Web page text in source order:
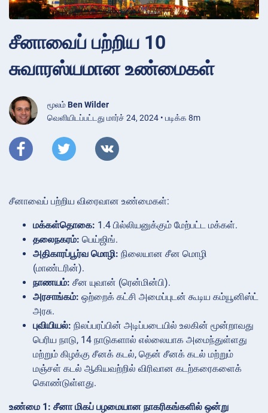
சீனாவைப் பற்றிய 10
சுவாரஸ்யமான உண்மைகள்
மூலம் Ben Wilder
வெளியிடப்பட்டது மார்ச் 24, 2024 • படிக்க 8m
சீனாவைப் பற்றிய விரைவான உண்மைகள்:
மக்கள்தொகை: 1.4 பில்லியனுக்கும் மேற்பட்ட மக்கள்.
தலைநகரம்: பெய்ஜிங்.
அதிகாரப்பூர்வ மொழி: நிலையான சீன மொழி
(மாண்டரின்).
நாணயம்: சீன யுவான் (ரென்மின்பி).
அரசாங்கம்: ஒற்றைக் கட்சி அமைப்புடன் கூடிய கம்யூனிஸ்ட்
அரசு.
புவியியல்: நிலப்பரப்பின் அடிப்படையில் உலகின் மூன்றாவது
பெரிய நாடு, 14 நாடுகளால் எல்லையாக அமைந்துள்ளது
மற்றும் கிழக்கு சீனக் கடல், தென் சீனக் கடல் மற்றும்
மஞ்சள் கடல் ஆகியவற்றில் விரிவான கடற்கரைகளைக்
கொண்டுள்ளது.
உண்மை 1: சீனா மிகப் பழமையான நாகரிகங்களில் ஒன்று